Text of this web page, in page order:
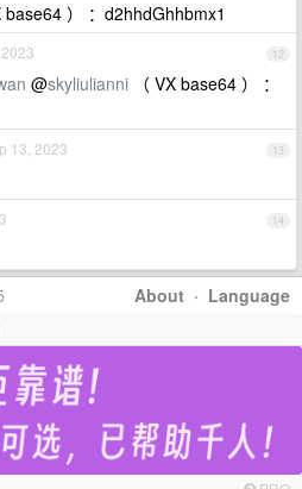
base64 ） ：d2hhdGhhbmx1
12
@skyliulianni （ VX base64 ） ：
13
13, 2023
14
About · Language